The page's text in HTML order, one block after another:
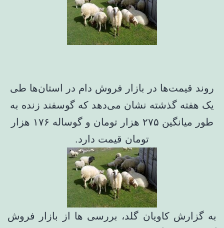
روند قیمت‌ها در بازار فروش دام در استان‌ها طی
یک هفته گذشته نشان می‌دهد که گوسفند زنده به
طور میانگین ۲۷۵ هزار تومان و گوساله ۱۷۶ هزار
تومان قیمت دارد.
به گزارش کاویان گلد، بررسی ها از بازار فروش